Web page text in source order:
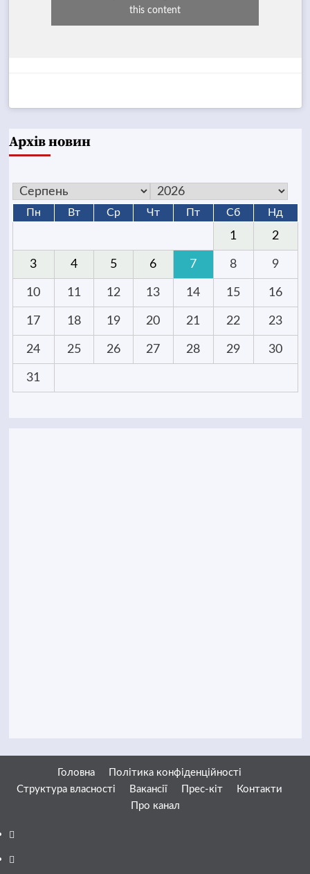
this content
Архів новин
Пн Вт Ср Чт Пт Сб Нд
1 2
3 4 5 6 7 8 9
10 11 12 13 14 15 16
17 18 19 20 21 22 23
24 25 26 27 28 29 30
31
Головна
Політика конфіденційності
Структура власності
Вакансії Прес-кіт
Контакти
Про канал
Facebook
YouTube